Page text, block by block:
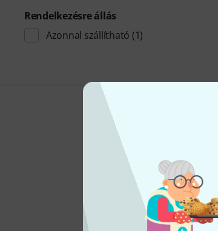
Rendelkezésre állás
Azonnal szállítható (1)